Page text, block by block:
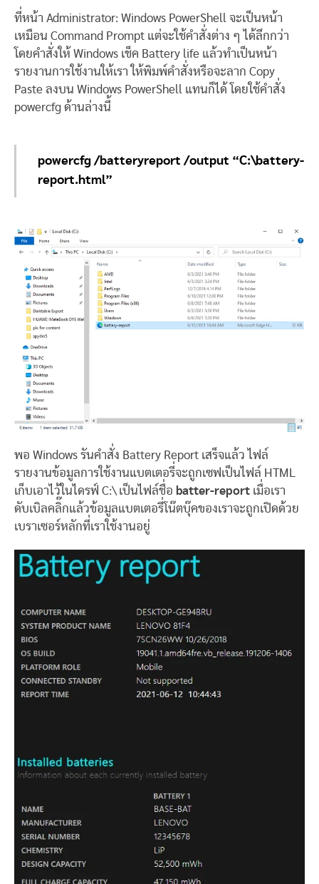
ที่หน้า Administrator: Windows PowerShell จะเป็นหน้า
เหมือน Command Prompt แต่จะใช้คำสั่งต่าง ๆ ได้ลึกกว่า
โดยคำสั่งให้ Windows เช็ค Battery life แล้วทำเป็นหน้า
รายงานการใช้งานให้เรา ให้พิมพ์คำสั่งหรือจะลาก Copy
Paste ลงบน Windows PowerShell แทนก็ได้ โดยใช้คำสั่ง
powercfg ด้านล่างนี้
powercfg /batteryreport /output “C:\battery-
report.html”
พอ Windows รันคำสั่ง Battery Report เสร็จแล้ว ไฟล์
รายงานข้อมูลการใช้งานแบตเตอรี่จะถูกเซฟเป็นไฟล์ HTML
เก็บเอาไว้ในไดรฟ์ C:\ เป็นไฟล์ชื่อ batter-report เมื่อเรา
ดับเบิลคลิ๊กแล้วข้อมูลแบตเตอรี่โน๊ตบุ๊คของเราจะถูกเปิดด้วย
เบราเซอร์หลักที่เราใช้งานอยู่